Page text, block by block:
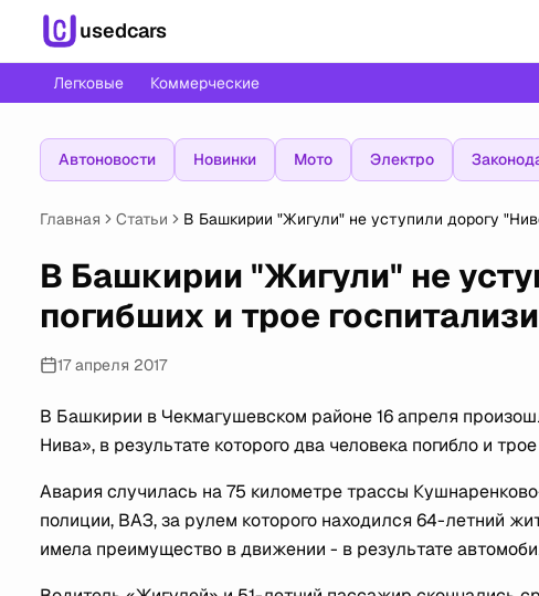
usedcars
Легковые Коммерческие
Автоновости Новинки Мото Электро
Главная Статьи В Башкирии "Жигули" не уступили дорогу
В Башкирии "Жигули" не
погибших и трое
17 апреля 2017
В Башкирии в Чекмагушевском районе 16 апреля
Нива», в результате которого два человека погибло и
Авария случилась на 75 километре трассы
полиции, ВАЗ, за рулем которого находился 64-летний
имела преимущество в движении - в результате